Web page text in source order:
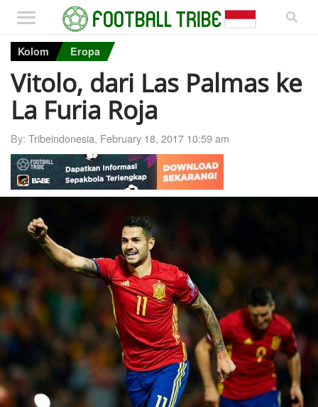
Kolom Eropa
Vitolo, dari Las Palmas ke
La Furia Roja
By: Tribeindonesia, February 18, 2017 10:59 am